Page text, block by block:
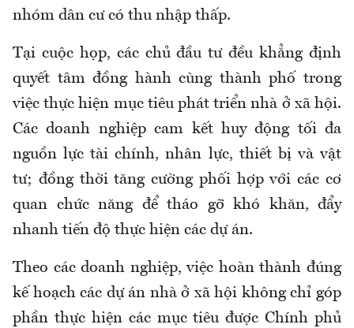
nhóm dân cư có thu nhập thấp.
Tại cuộc họp, các chủ đầu tư đều khẳng định
quyết tâm đồng hành cùng thành phố trong
việc thực hiện mục tiêu phát triển nhà ở xã hội.
Các doanh nghiệp cam kết huy động tối đa
nguồn lực tài chính, nhân lực, thiết bị và vật
tư; đồng thời tăng cường phối hợp với các cơ
quan chức năng để tháo gỡ khó khăn, đẩy
nhanh tiến độ thực hiện các dự án.
Theo các doanh nghiệp, việc hoàn thành đúng
kế hoạch các dự án nhà ở xã hội không chỉ góp
phần thực hiện các mục tiêu được Chính phủ